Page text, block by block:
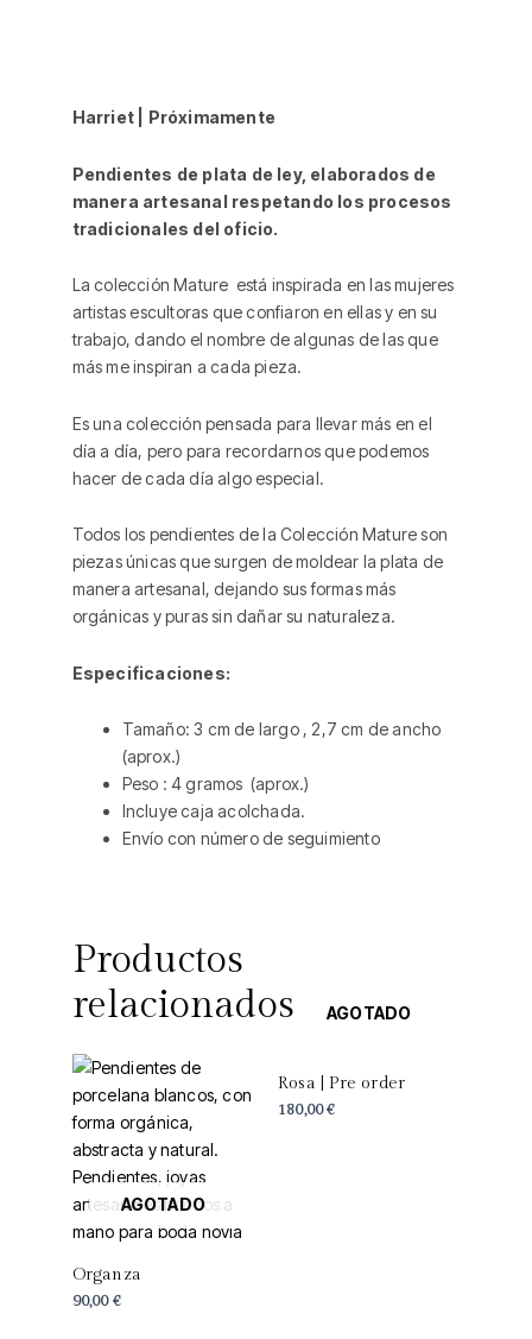
Harriet | Próximamente
Pendientes de plata de ley, elaborados de
manera artesanal respetando los procesos
tradicionales del oficio.
La colección Mature está inspirada enlas mujeres
artistas escultoras que confiaron en ellas y en su
trabajo, dando el nombre de algunas de las que
más me inspiran a cada pieza.
Es una colección pensada para llevar más en el
día a día, pero para recordarnos que podemos
hacer de cada día algo especial.
Todos los pendientes de la Colección Mature son
piezas únicas que surgen de moldear la plata de
manera artesanal, dejando sus formas más
orgánicas y puras sin dañar su naturaleza.
Especificaciones:
Tamaño: 3 cm de largo , 2,7 cm de ancho
(aprox.)
Peso : 4 gramos (aprox.)
Incluye caja acolchada.
Envío con número de seguimiento
Productos
relacionados
AGOTADO
Organza
90,00 €
AGOTADO
Rosa | Pre order
180,00€